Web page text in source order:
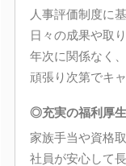
人事評価制度に基
日々の成果や取
年次に関係なく、
頑張り次第でキ
◎充実の福利厚生
家族手当や資格
社員が安心して